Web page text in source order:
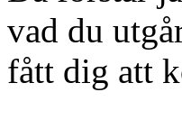
vad du
fått dig att